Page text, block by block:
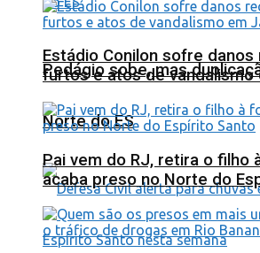
Pedágio sobe, mas
Norte do ES
Estádio Conilon sofre
furtos e atos de vandalismo
Pai vem do RJ, retira o filho
acaba preso no Norte do